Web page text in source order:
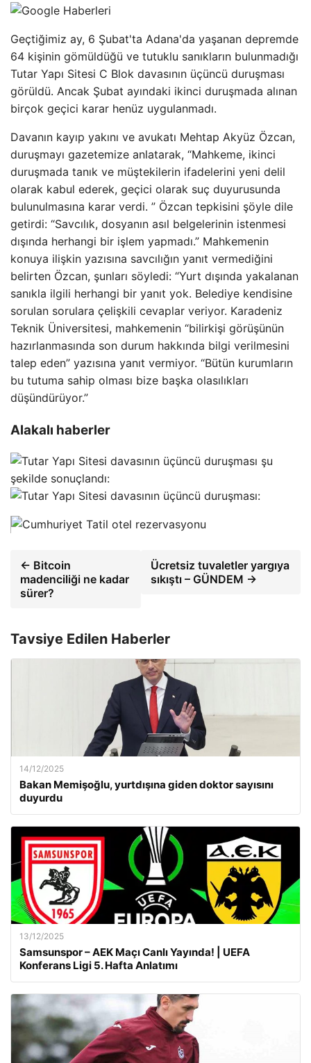
Geçtiğimiz ay, 6 Şubat'ta Adana'da yaşanan depremde
64 kişinin gömüldüğü ve tutuklu sanıkların bulunmadığı
Tutar Yapı Sitesi C Blok davasının üçüncü duruşması
görüldü. Ancak Şubat ayındaki ikinci duruşmada alınan
birçok geçici karar henüz uygulanmadı.
Davanın kayıp yakını ve avukatı Mehtap Akyüz Özcan,
duruşmayı gazetemize anlatarak, “Mahkeme, ikinci
duruşmada tanık ve müştekilerin ifadelerini yeni delil
olarak kabul ederek, geçici olarak suç duyurusunda
bulunulmasına karar verdi. ” Özcan tepkisini şöyle dile
getirdi: “Savcılık, dosyanın asıl belgelerinin istenmesi
dışında herhangi bir işlem yapmadı.” Mahkemenin
konuya ilişkin yazısına savcılığın yanıt vermediğini
belirten Özcan, şunları söyledi: “Yurt dışında yakalanan
sanıkla ilgili herhangi bir yanıt yok. Belediye kendisine
sorulan sorulara çelişkili cevaplar veriyor. Karadeniz
Teknik Üniversitesi, mahkemenin “bilirkişi görüşünün
hazırlanmasında son durum hakkında bilgi verilmesini
talep eden” yazısına yanıt vermiyor. “Bütün kurumların
bu tutuma sahip olması bize başka olasılıkları
düşündürüyor.”
Alakalı haberler
← Bitcoin
madenciliği ne kadar
sürer?
Ücretsiz tuvaletler yargıya
sıkıştı – GÜNDEM →
Tavsiye Edilen Haberler
14/12/2025
Bakan Memişoğlu, yurtdışına giden doktor sayısını
duyurdu
13/12/2025
Samsunspor – AEK Maçı Canlı Yayında! | UEFA
Konferans Ligi 5. Hafta Anlatımı